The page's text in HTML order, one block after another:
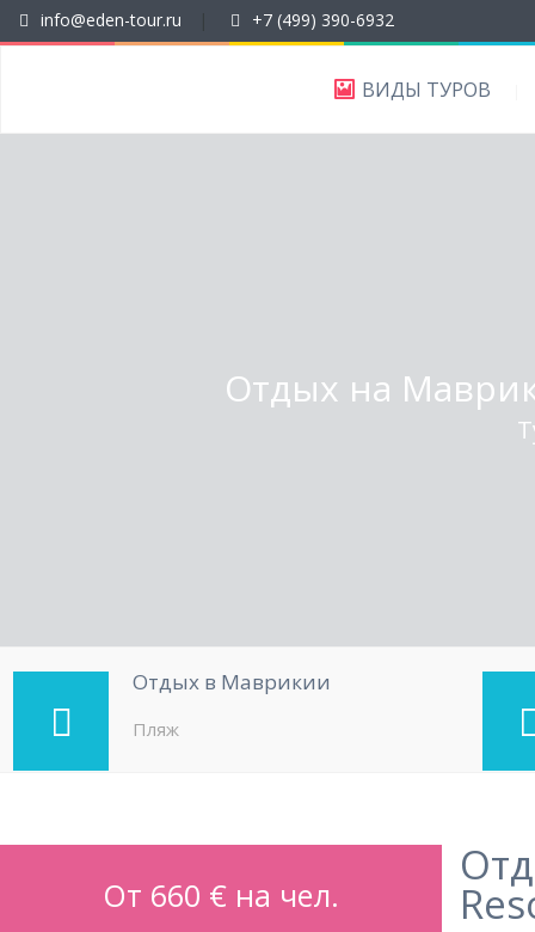
info@eden-tour.ru +7 (499) 390-6932
ВИДЫ ТУРОВ
Отдых на
Отдых в Маврикии
Пляж
От 660 € на чел.